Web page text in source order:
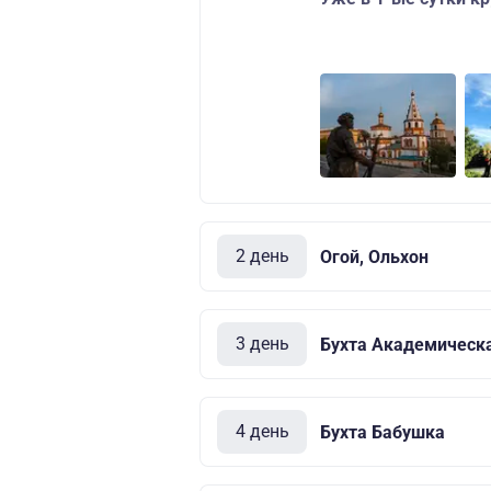
2 день Огой, Ольхон
3 день Бухта
4 день Бухта Бабушка